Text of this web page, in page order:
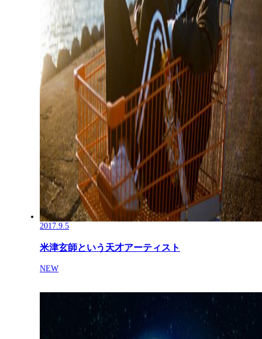
2017.9.5
米津玄師という天才アーティスト
NEW